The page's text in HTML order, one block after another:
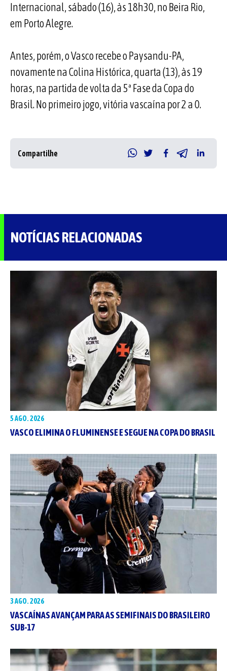
Internacional, sábado (16), às 18h30, no Beira Rio,
em Porto Alegre.
Antes, porém, o Vasco recebe o Paysandu-PA,
novamente na Colina Histórica, quarta (13), às 19
horas, na partida de volta da 5ª Fase da Copa do
Brasil. No primeiro jogo, vitória vascaína por 2 a 0.
Compartilhe
NOTÍCIAS RELACIONADAS
5 AGO. 2026
VASCO ELIMINA O FLUMINENSE E SEGUE NA COPA DO BRASIL
3 AGO. 2026
VASCAÍNAS AVANÇAM PARA AS SEMIFINAIS DO BRASILEIRO
SUB-17